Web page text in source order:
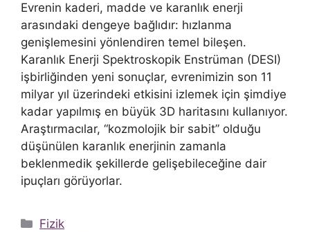
Evrenin kaderi, madde ve karanlık enerji
arasındaki dengeye bağlıdır: hızlanma
genişlemesini yönlendiren temel bileşen.
Karanlık Enerji Spektroskopik Enstrüman (DESI)
işbirliğinden yeni sonuçlar, evrenimizin son 11
milyar yıl üzerindeki etkisini izlemek için şimdiye
kadar yapılmış en büyük 3D haritasını kullanıyor.
Araştırmacılar, “kozmolojik bir sabit” olduğu
düşünülen karanlık enerjinin zamanla
beklenmedik şekillerde gelişebileceğine dair
ipuçları görüyorlar.
Kategoriler
Fizik